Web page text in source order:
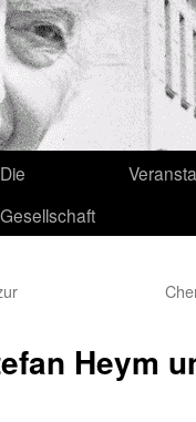
Die
Gesellschaft
Heym